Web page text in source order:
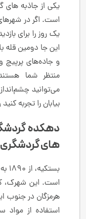
یکی از جاذبه های
است. اگر در
یک روز را برای
این جا دومین قله
و جاده‌های پرپیچ
منتظر شما
می‌توانید
بیابان را تجربه
دهکده
های گردشگری
است. این شهرک،
هرمزگان در جنوب
استفاده از مواد